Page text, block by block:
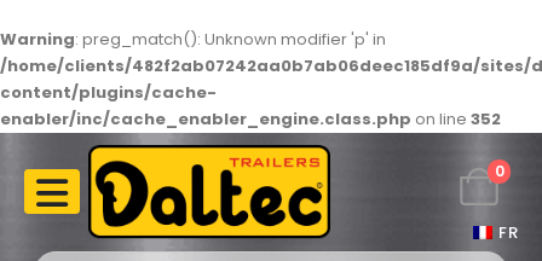
Warning: preg_match(): Unknown modifier 'p' in
/home/clients/482f2ab07242aa0b7ab06deec185df9a/
content/plugins/cache-
enabler/inc/cache_enabler_engine.class.php on line 352
FR
0